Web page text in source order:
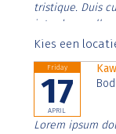
tristique. Duis
interdum nulla,
Aenean
Kies een
Friday
17
APRIL
Lorem ipsum